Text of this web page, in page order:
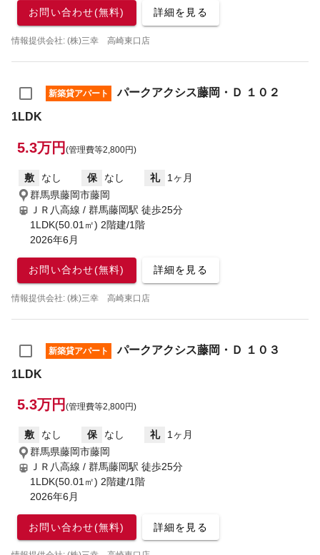
お問い合わせ(無料) 詳細を見る
情報提供会社: (株)三幸 高崎東口店
新築貸アパート
パークアクシス藤岡・Ｄ １０２
1LDK
5.3万円 (管理費等2,800円)
敷 なし 保 なし 礼
1ヶ月
群馬県藤岡市藤岡
ＪＲ八高線 / 群馬藤岡駅 徒歩25分
1LDK(50.01㎡) 2階建/1階
2026年6月
お問い合わせ(無料) 詳細を見る
情報提供会社: (株)三幸 高崎東口店
新築貸アパート
パークアクシス藤岡・Ｄ １０３
1LDK
5.3万円 (管理費等2,800円)
敷 なし 保 なし 礼
1ヶ月
群馬県藤岡市藤岡
ＪＲ八高線 / 群馬藤岡駅 徒歩25分
1LDK(50.01㎡) 2階建/1階
2026年6月
お問い合わせ(無料) 詳細を見る